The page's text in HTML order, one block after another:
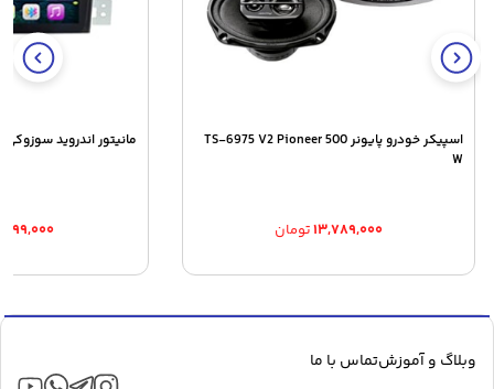
اسپیکر خودرو پایونر TS-6975 V2 Pioneer 500
W
۱۳,۷۸۹,۰۰۰تومان
مانیتور اندروید سوزوکی
وبلاگ و آموزشتماس با ما